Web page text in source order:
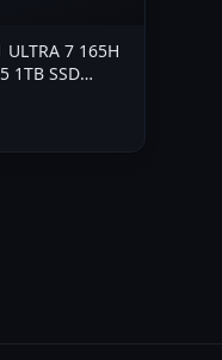
ULTRA 7 165H
1TB SSD